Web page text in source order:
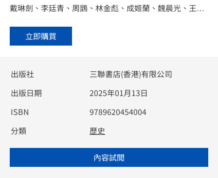
戴琳劍、李廷青、周鵾、林金彪、成姬蘭、魏晨光、王天泉
立即購買
出版社
三聯書店(香港)有限公司
出版日期
2025年01月13日
ISBN
9789620454004
分類
歷史
內容試閲